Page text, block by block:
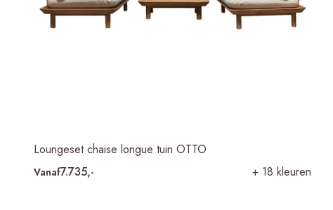
Loungeset chaise longue tuin OTTO
Vanaf7.735,- + 18 kleuren